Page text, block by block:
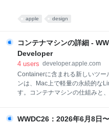
apple design
コンテナマシンの詳細 -
Developer
4 users developer.apple.com
Containerに含まれる新しいツー
ンは、Mac上で軽量の永続的な
す。コンテナマシンの仕組みと
します。 関連する章 0:00 -
WWDC26：2026年6月8日